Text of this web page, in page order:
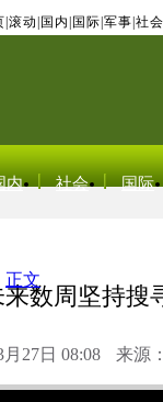
滚动 国内 国际 军事 社会
内 社会 国际
正文
数周坚持搜
27日 08:08 来源